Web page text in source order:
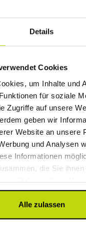
Details
Cookies
um Inhalte und
für soziale
Zugriffe auf unsere
geben wir
Website an unsere
und Analysen
Informationen
die Sie
Alle zulassen
während des
zum drahtlosen
Slott hat 124
und
es auch möglich
zu buchen.
Elektroautos
pro Aufenthalt
Zimmer